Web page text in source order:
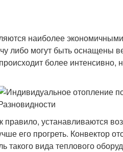
наиболее
либо могут быть оснащены
более
правило, устанавливаются
его прогреть. Конвектор
такого вида теплового